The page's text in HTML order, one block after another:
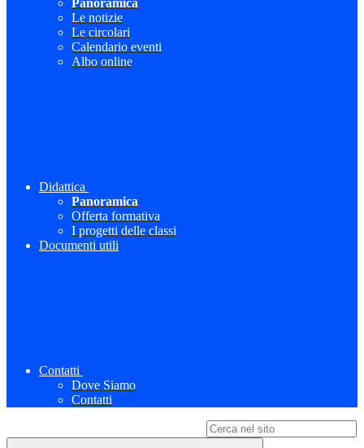
Panoramica
Le notizie
Le circolari
Calendario eventi
Albo online
Didattica
Panoramica
Offerta formativa
I progetti delle classi
Documenti utili
Contatti
Dove Siamo
Contatti